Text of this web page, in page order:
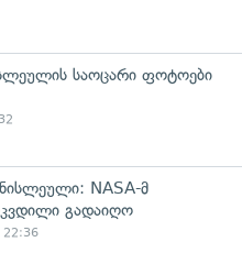
საოცარი ფოტოები
NASA-მ
გადაიღო
22:36